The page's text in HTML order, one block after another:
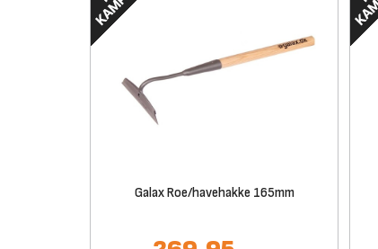
Galax Roe/havehakke 165mm